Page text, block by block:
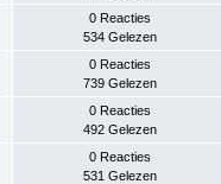
0 Reacties
534 Gelezen
0 Reacties
739 Gelezen
0 Reacties
492 Gelezen
0 Reacties
531 Gelezen